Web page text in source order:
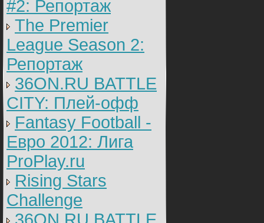
#2: Репортаж
The Premier
League Season 2:
Репортаж
36ON.RU BATTLE
CITY: Плей-офф
Fantasy Football -
Евро 2012: Лига
ProPlay.ru
Rising Stars
Challenge